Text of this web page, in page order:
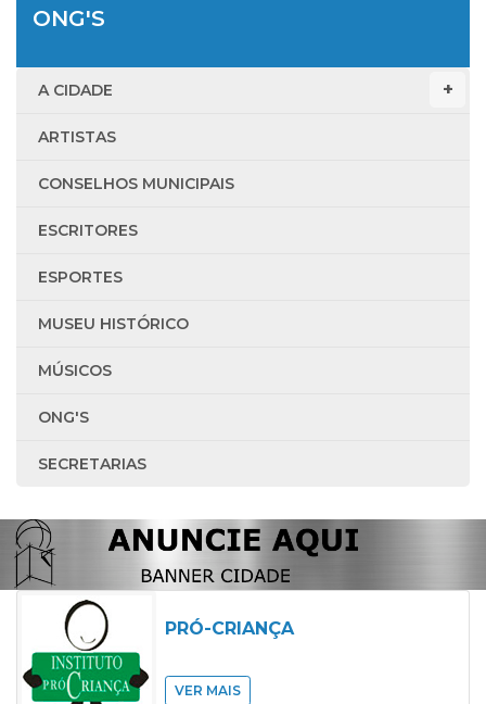
ONG'S
A CIDADE
ARTISTAS
CONSELHOS MUNICIPAIS
ESCRITORES
ESPORTES
MUSEU HISTÓRICO
MÚSICOS
ONG'S
SECRETARIAS
PRÓ-CRIANÇA
VER MAIS